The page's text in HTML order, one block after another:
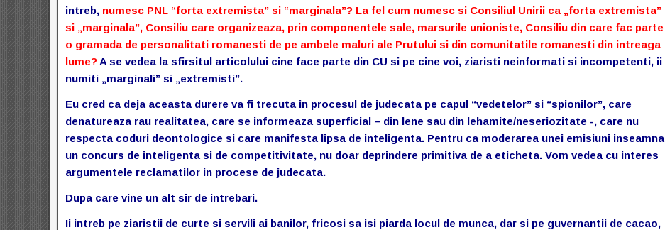
intreb, numesc PNL “forta extremista” si “marginala”? La fel cum numesc si Consiliul Unirii ca „forta extremista”
si „marginala”, Consiliu care organizeaza, prin componentele sale, marsurile unioniste, Consiliu din care fac parte
o gramada de personalitati romanesti de pe ambele maluri ale Prutului si din comunitatile romanesti din intreaga
lume? A se vedea la sfirsitul articolului cine face parte din CU si pe cine voi, ziaristi neinformati si incompetenti, ii
numiti „marginali” si „extremisti”.
Eu cred ca deja aceasta durere va fi trecuta in procesul de judecata pe capul “vedetelor” si “spionilor”, care
denatureaza rau realitatea, care se informeaza superficial – din lene sau din lehamite/neseriozitate -, care nu
respecta coduri deontologice si care manifesta lipsa de inteligenta. Pentru ca moderarea unei emisiuni inseamna
un concurs de inteligenta si de competitivitate, nu doar deprindere primitiva de a eticheta. Vom vedea cu interes
argumentele reclamatilor in procese de judecata.
Dupa care vine un alt sir de intrebari.
Ii intreb pe ziaristii de curte si servili ai banilor, fricosi sa isi piarda locul de munca, dar si pe guvernantii de cacao,